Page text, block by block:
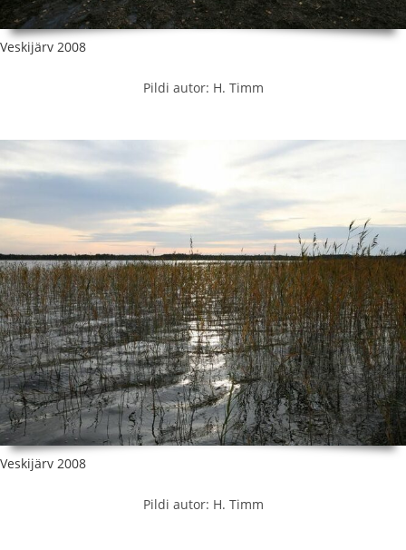
Veskijärv 2008
Pildi autor: H. Timm
Veskijärv 2008
Pildi autor: H. Timm